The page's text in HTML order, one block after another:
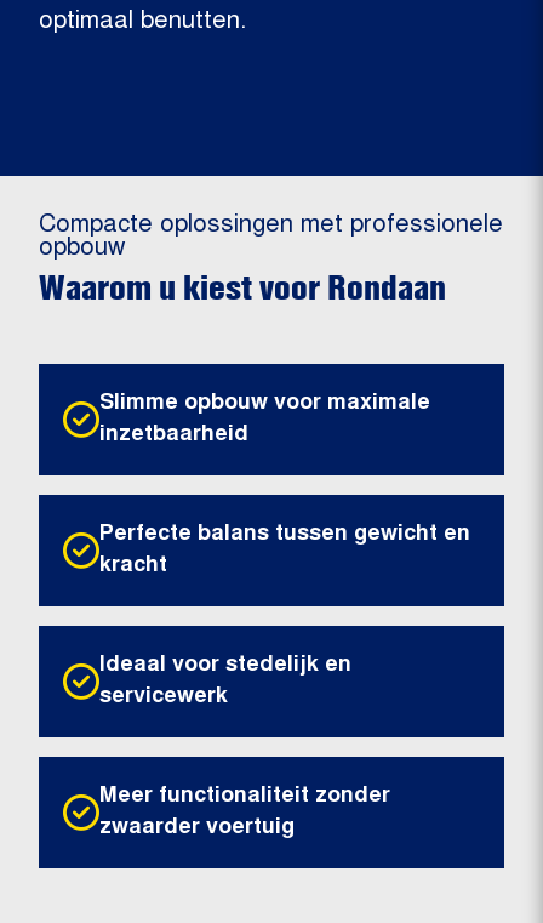
optimaal benutten.
Compacte oplossingen met professionele
opbouw
Waarom u kiest voor Rondaan
Slimme opbouw voor maximale
inzetbaarheid
Perfecte balans tussen gewicht en
kracht
Ideaal voor stedelijk en
servicewerk
Meer functionaliteit zonder
zwaarder voertuig